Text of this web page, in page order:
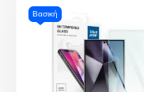
Βασική